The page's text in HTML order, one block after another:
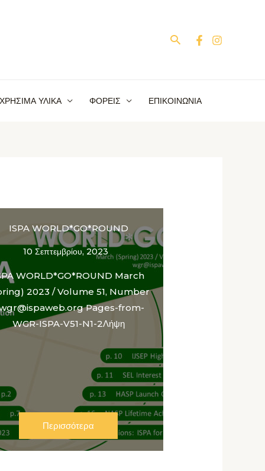
Αναζήτηση
ΥΛΙΚΑ ΦΟΡΕΙΣ ΕΠΙΚΟΙΝΩΝΙΑ
ISPA WORLD*GO*ROUND
10 Σεπτεμβρίου, 2023
WORLD*GO*ROUND March
2023 / Volume 51, Number
Pages-from-
WGR-ISPA-V51-N1-2Λήψη
Περισσότερα